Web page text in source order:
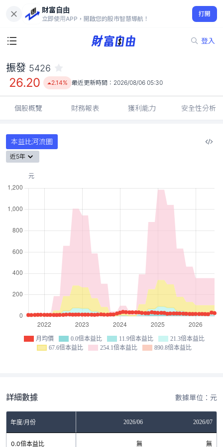
財富自由
立即使用APP，開啟您的股市智慧導航！
打開
登入
26.20
2.14%
振發 5426
26.20 2.14% 最近更新時間： 2026/08/06 05:30
個股概覽 財務報表 獲利能力 安全性分析
本益比河流圖
近5年
月均價 0.0倍本益比 11.9倍本益比
21.3倍本益比
67.6倍本益比
254.1倍本益比 890.8倍本益比
詳細數據 數據單位：元
年度/月份 2026/06 2026/07
0.0倍本益比 無 無